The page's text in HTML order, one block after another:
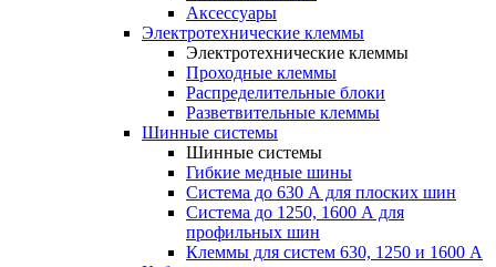
Аксессуары
Электротехнические клеммы
Электротехнические клеммы
Проходные клеммы
Распределительные блоки
Разветвительные клеммы
Шинные системы
Шинные системы
Гибкие медные шины
Система до 630 А для плоских шин
Система до 1250, 1600 А для
профильных шин
Клеммы для систем 630, 1250 и 1600 А